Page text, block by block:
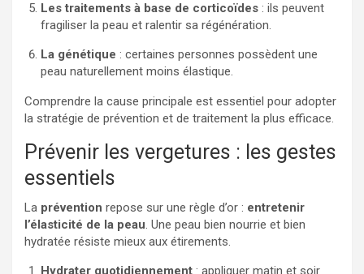
Les traitements à base de corticoïdes : ils peuvent
fragiliser la peau et ralentir sa régénération.
La génétique : certaines personnes possèdent une
peau naturellement moins élastique.
Comprendre la cause principale est essentiel pour adopter
la stratégie de prévention et de traitement la plus efficace.
Prévenir les vergetures : les gestes
essentiels
La prévention repose sur une règle d’or : entretenir
l’élasticité de la peau . Une peau bien nourrie et bien
hydratée résiste mieux aux étirements.
Hydrater quotidiennement : appliquer matin et soir